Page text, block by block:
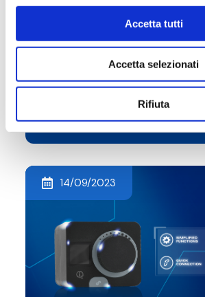
Accetta tutti
Accetta selezionati
Rifiuta
AHR Expo Chicago | Booth
#EVENT
14/09/2023